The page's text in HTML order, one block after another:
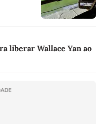
liberar Wallace Yan ao